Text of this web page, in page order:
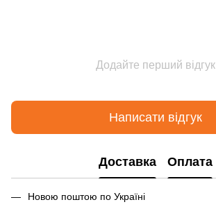
Додайте перший відгук
Написати відгук
Доставка Оплата
Новою поштою по Україні